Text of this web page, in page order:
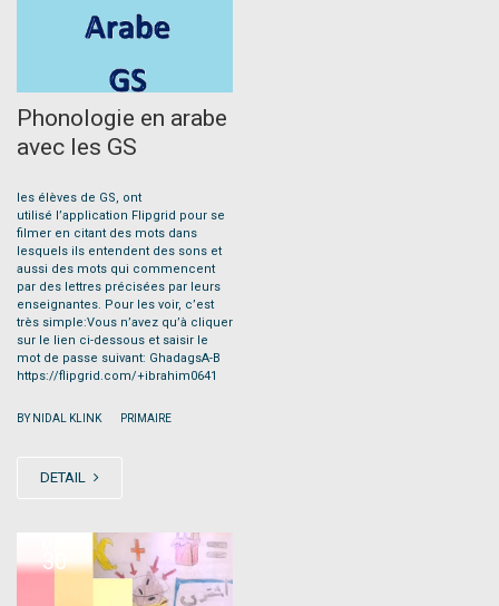
Phonologie en arabe
avec les GS
les élèves de GS, ont
utilisé l’application Flipgrid pour se
filmer en citant des mots dans
lesquels ils entendent des sons et
aussi des mots qui commencent
par des lettres précisées par leurs
enseignantes. Pour les voir, c’est
très simple:Vous n’avez qu’à cliquer
sur le lien ci-dessous et saisir le
mot de passe suivant: GhadagsA-B
https://flipgrid.com/+ibrahim0641
BY NIDAL KLINK PRIMAIRE
DETAIL
30